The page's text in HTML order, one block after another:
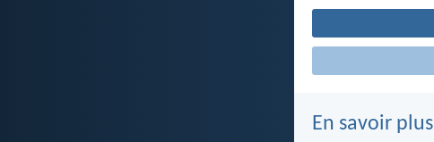
En savoir plus